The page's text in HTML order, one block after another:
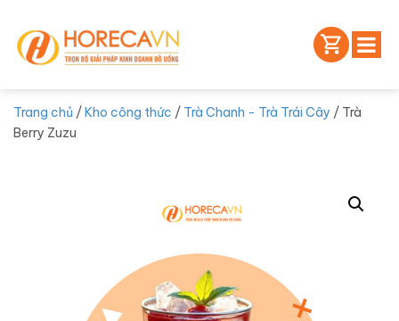
Trang chủ /Kho công thức / Trà Chanh - Trà Trái Cây / Trà
Berry Zuzu